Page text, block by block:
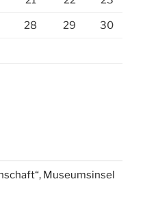
28 29 30
Museumsinsel